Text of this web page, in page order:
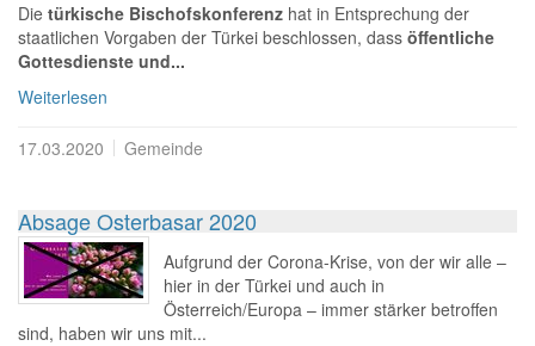
Die türkische Bischofskonferenz hat in Entsprechung der
staatlichen Vorgaben der Türkei beschlossen, dass öffentliche
Gottesdienste und...
Weiterlesen
17.03.2020 Gemeinde
Absage Osterbasar 2020
Aufgrund der Corona-Krise, von der wir alle –
hier in der Türkei und auch in
Österreich/Europa – immer stärker betroffen
sind, haben wir uns mit...